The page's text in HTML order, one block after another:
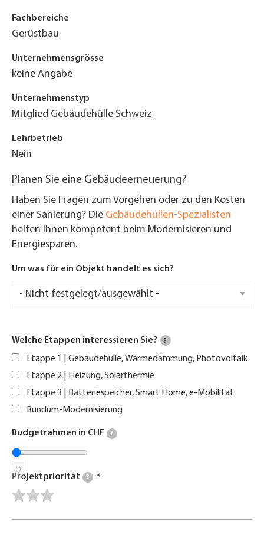
Fachbereiche
Gerüstbau
Unternehmensgrösse
keine Angabe
Unternehmenstyp
Mitglied Gebäudehülle Schweiz
Lehrbetrieb
Nein
Planen Sie eine Gebäudeerneuerung?
Haben Sie Fragen zum Vorgehen oder zu den Kosten
einer Sanierung? Die Gebäudehüllen-Spezialisten
helfen Ihnen kompetent beim Modernisieren und
Energiesparen.
Um was für ein Objekt handelt es sich?
Welche Etappen interessieren Sie? ?
Etappe 1 | Gebäudehülle, Wärmedämmung, Photovoltaik
Etappe 2 | Heizung, Solarthermie
Etappe 3 | Batteriespeicher, Smart Home, e-Mobilität
Rundum-Modernisierung
Budgetrahmen in CHF ?
0
Projektpriorität ?